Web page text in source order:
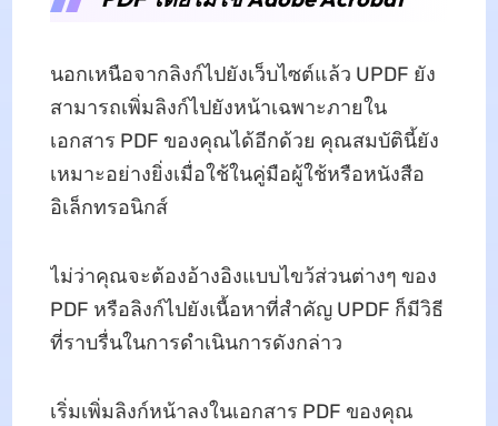
นอกเหนือจากลิงก์ไปยังเว็บไซต์แล้ว UPDF ยัง
สามารถเพิ่มลิงก์ไปยังหน้าเฉพาะภายใน
เอกสาร PDF ของคุณได้อีกด้วย คุณสมบัตินี้ยัง
เหมาะอย่างยิ่งเมื่อใช้ในคู่มือผู้ใช้หรือหนังสือ
อิเล็กทรอนิกส์
ไม่ว่าคุณจะต้องอ้างอิงแบบไขว้ส่วนต่างๆ ของ
PDF หรือลิงก์ไปยังเนื้อหาที่สำคัญ UPDF ก็มีวิธี
ที่ราบรื่นในการดำเนินการดังกล่าว
เริ่มเพิ่มลิงก์หน้าลงในเอกสาร PDF ของคุณ